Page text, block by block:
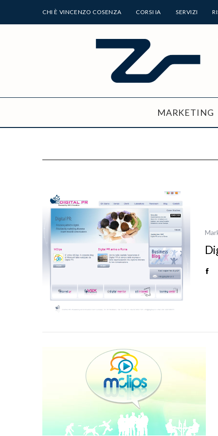
CHI È VINCENZO COSENZA CORSI IA SERVIZI
MARKETING